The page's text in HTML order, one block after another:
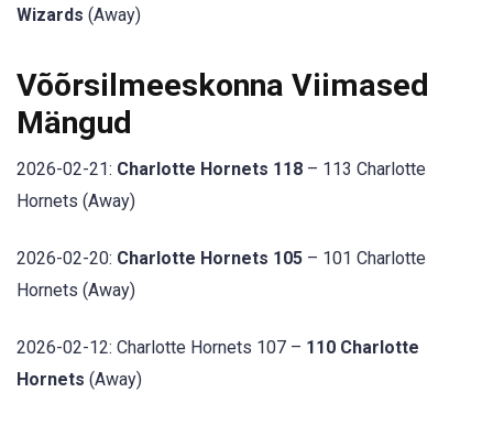
Wizards (Away)
Võõrsilmeeskonna Viimased
Mängud
2026-02-21: Charlotte Hornets 118 – 113 Charlotte
Hornets (Away)
2026-02-20: Charlotte Hornets 105 – 101 Charlotte
Hornets (Away)
2026-02-12: Charlotte Hornets 107 – 110 Charlotte
Hornets (Away)